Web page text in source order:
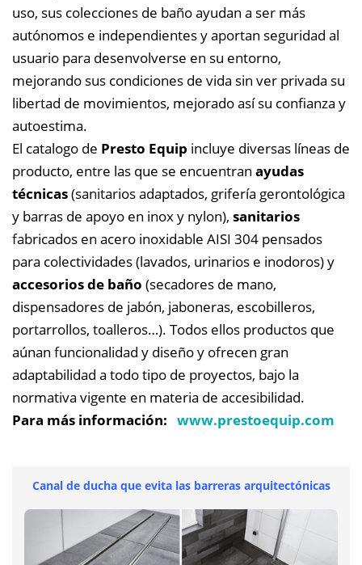
uso, sus colecciones de baño ayudan a ser más
autónomos e independientes y aportan seguridad al
usuario para desenvolverse en su entorno,
mejorando sus condiciones de vida sin ver privada su
libertad de movimientos, mejorado así su confianza y
autoestima.
El catalogo de Presto Equip incluye diversas líneas de
producto, entre las que se encuentran ayudas
técnicas(sanitarios adaptados, grifería gerontológica
y barras de apoyo en inox y nylon), sanitarios
fabricados en acero inoxidable AISI 304 pensados
para colectividades (lavados, urinarios e inodoros) y
accesorios de baño (secadores de mano,
dispensadores de jabón, jaboneras, escobilleros,
portarrollos, toalleros…). Todos ellos productos que
aúnan funcionalidad y diseño y ofrecen gran
adaptabilidad a todo tipo de proyectos, bajo la
normativa vigente en materia de accesibilidad.
Para más información: www.prestoequip.com
Canal de ducha que evita las barreras arquitectónicas